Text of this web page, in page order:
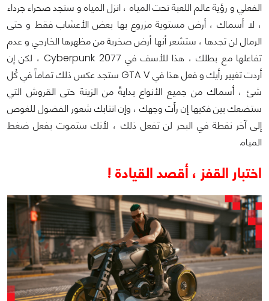
الفعلي و رؤية عالم اللعبة تحت المياه ، انزل المياه و ستجد صحراء جرداء
، لا أسماك ، أرض مستوية مزروع بها بعض الأعشاب فقط و حتى
الرمال لن تجدها ، ستشعر أنها أرض صخرية من مظهرها الخارجي و عدم
تفاعلها مع بطلك ، هذا للأسف في Cyberpunk 2077 ، لكن إن
أردت تغيير رأيك و فعل هذا في GTA V ستجد عكس ذلك تماماً في كُل
شئ ، أسماك من جميع الأنواع بدايةً من الزينة حتى القروش التي
ستضعك بين فكيها إن رأَت وجهك ، وإن انتابك شعور الفضول للغوص
إلى آخر نقطة في البحر لن تفعل ذلك ، لأنك ستموت بفعل ضغط
المياه.
اختبار القفز ، أقصد القيادة !